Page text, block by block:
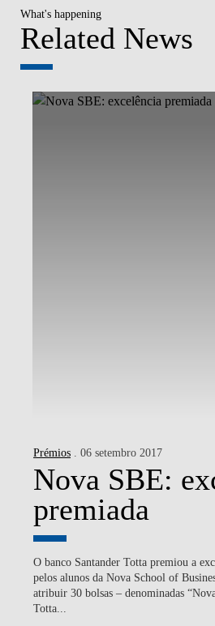
What's happening
Related News
Prémios . 06 setembro 2017
Nova SBE:
premiada
O banco Santander Totta premiou a
pelos alunos da Nova School of
atribuir 30 bolsas – denominadas
Totta...